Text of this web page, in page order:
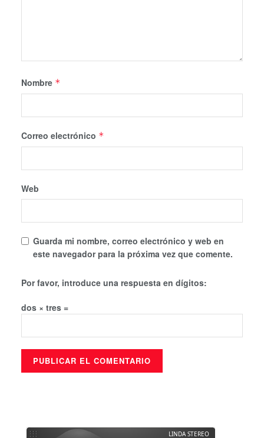
Nombre *
Correo electrónico *
Web
Guarda mi nombre, correo electrónico y web en
este navegador para la próxima vez que comente.
Por favor, introduce una respuesta en dígitos:
dos × tres =